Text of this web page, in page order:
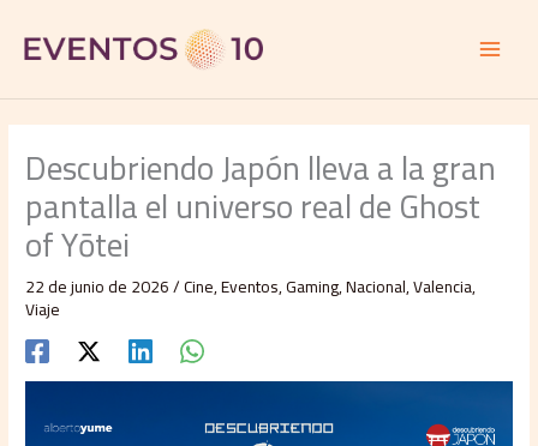
contenido
Descubriendo Japón lleva a la gran
pantalla el universo real de Ghost
of Yōtei
22 de junio de 2026/Cine,Eventos,Gaming,Nacional,Valencia,
Viaje